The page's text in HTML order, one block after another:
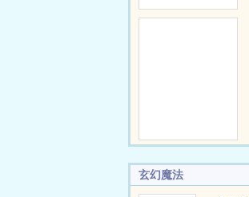
玄幻魔法